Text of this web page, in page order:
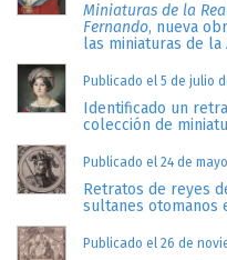
Miniaturas de la
Fernando, nueva
las miniaturas de la
Publicado el 5 de julio
Identificado un
colección de
Publicado el 24 de
Retratos de reyes
sultanes otomanos
Publicado el 26 de